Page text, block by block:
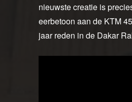
nieuwste creatie is
eerbetoon aan de KTM
jaar reden in de Dakar